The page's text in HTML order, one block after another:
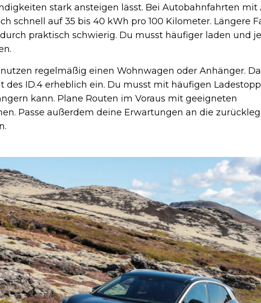
stark ansteigen lässt. Bei Autobahnfahrten mit
schnell auf 35 bis 40 kWh pro 100 Kilometer. Längere
praktisch schwierig. Du musst häufiger laden und
regelmäßig einen Wohnwagen oder Anhänger.
des ID.4 erheblich ein. Du musst mit häufigen
kann. Plane Routen im Voraus mit geeigneten
Passe außerdem deine Erwartungen an die